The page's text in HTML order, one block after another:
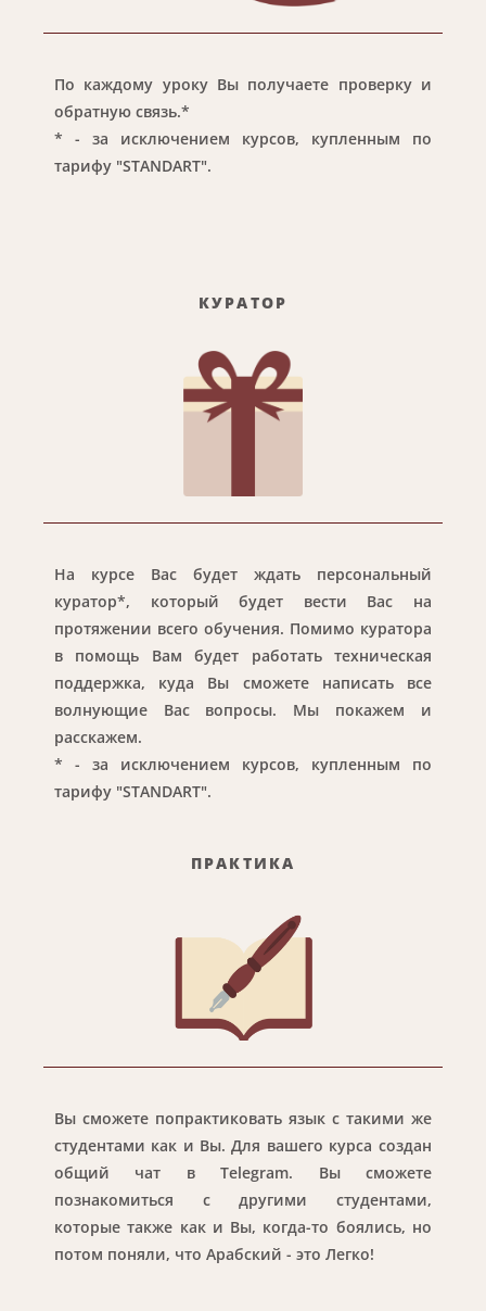
По каждому уроку Вы получаете проверку и
обратную связь.*
* - за исключением курсов, купленным по
тарифу "STANDART".
КУРАТОР
На курсе Вас будет ждать персональный
куратор*, который будет вести Вас на
протяжении всего обучения. Помимо куратора
в помощь Вам будет работать техническая
поддержка, куда Вы сможете написать все
волнующие Вас вопросы. Мы покажем и
расскажем.
* - за исключением курсов, купленным по
тарифу "STANDART".
ПРАКТИКА
Вы сможете попрактиковать язык с такими же
студентами как и Вы. Для вашего курса создан
общий чат в Telegram. Вы сможете
познакомиться с другими студентами,
которые также как и Вы, когда-то боялись, но
потом поняли, что Арабский - это Легко!